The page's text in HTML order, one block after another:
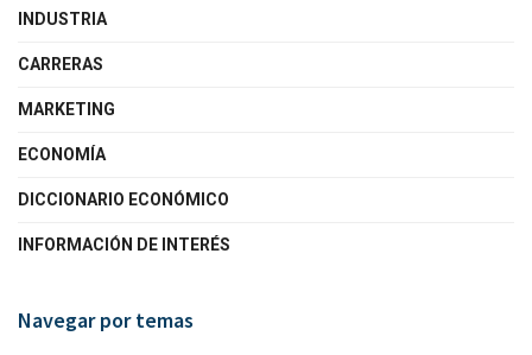
INDUSTRIA
CARRERAS
MARKETING
ECONOMÍA
DICCIONARIO ECONÓMICO
INFORMACIÓN DE INTERÉS
Navegar por temas